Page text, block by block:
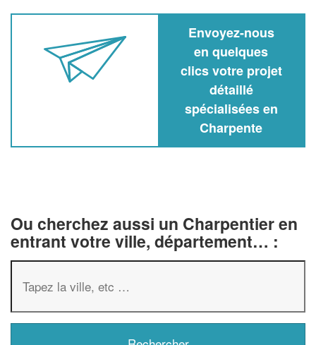
Envoyez-nous
en quelques
clics votre projet
détaillé
spécialisées en
Charpente
Ou cherchez aussi un Charpentier en
entrant votre ville, département… :